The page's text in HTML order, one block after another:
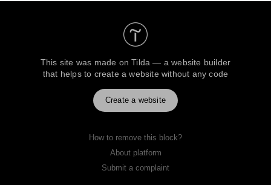
This site was made onTilda — a website builder
that helps to create a website without any code
Create a website
How to remove this block?
About platform
Submit a complaint